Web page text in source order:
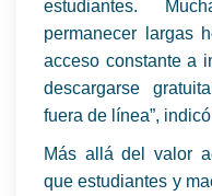
estudiantes.
permanecer largas
acceso constante a
descargarse
fuera de línea”,
Más allá del valor
que estudiantes y